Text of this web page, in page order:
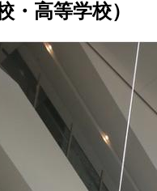
・高等学校）